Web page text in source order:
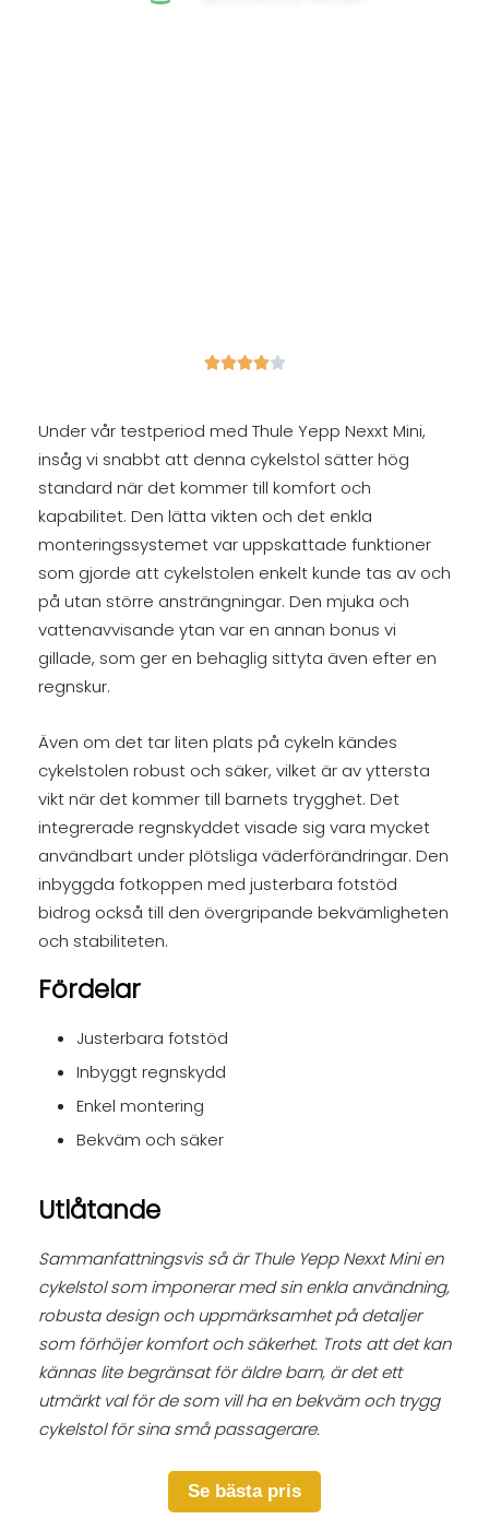

Under vår testperiod med Thule Yepp Nexxt Mini,
insåg vi snabbt att denna cykelstol sätter hög
standard när det kommer till komfort och
kapabilitet. Den lätta vikten och det enkla
monteringssystemet var uppskattade funktioner
som gjorde att cykelstolen enkelt kunde tas av och
på utan större ansträngningar. Den mjuka och
vattenavvisande ytan var en annan bonus vi
gillade, som ger en behaglig sittyta även efter en
regnskur.
Även om det tar liten plats på cykeln kändes
cykelstolen robust och säker, vilket är av yttersta
vikt när det kommer till barnets trygghet. Det
integrerade regnskyddet visade sig vara mycket
användbart under plötsliga väderförändringar. Den
inbyggda fotkoppen med justerbara fotstöd
bidrog också till den övergripande bekvämligheten
och stabiliteten.
Fördelar
Justerbara fotstöd
Inbyggt regnskydd
Enkel montering
Bekväm och säker
Utlåtande
Sammanfattningsvis så är Thule Yepp Nexxt Mini en
cykelstol som imponerar med sin enkla användning,
robusta design och uppmärksamhet på detaljer
som förhöjer komfort och säkerhet. Trots att det kan
kännas lite begränsat för äldre barn, är det ett
utmärkt val för de som vill ha en bekväm och trygg
cykelstol för sina små passagerare.
Se bästa pris